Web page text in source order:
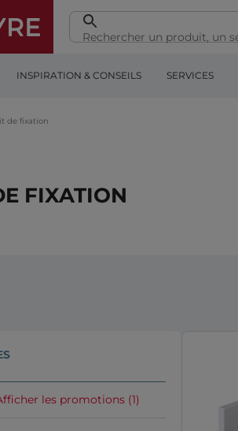
INSPIRATION & CONSEILS SERVICES
de fixation
FIXATION
les promotions (1)